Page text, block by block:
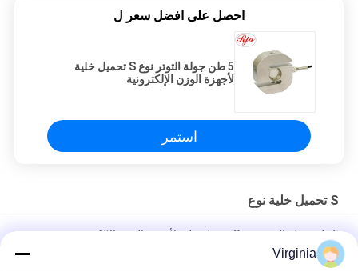
احصل على افضل سعر ل
5 طن جولة التوتر نوع S تحميل خلية
لأجهزة الوزن الإلكترونية
استمر
S تحميل خلية نوع
5 طن جولة التوتر نوع S تحميل خلية لأجهزة الوزن الإلكترونية
Virginia